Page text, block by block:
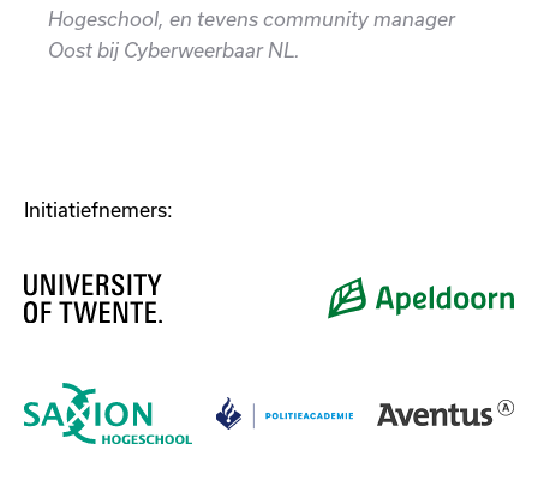
Hogeschool, en tevens community manager
Oost bij Cyberweerbaar NL.
Initiatiefnemers: